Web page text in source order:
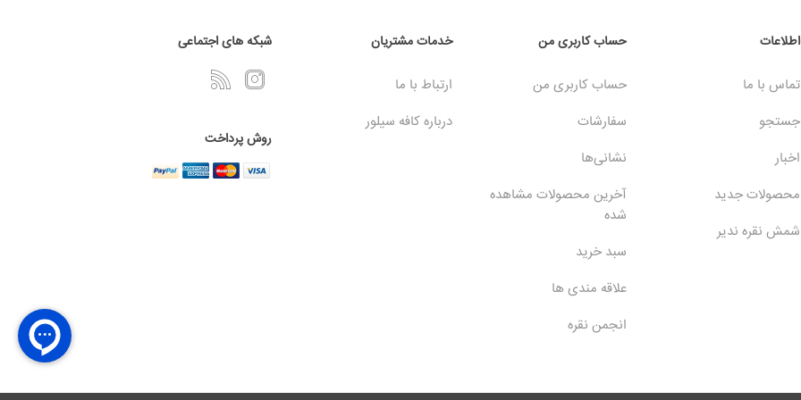
اطلاعات
تماس با ما
جستجو
اخبار
محصولات جدید
شمش نقره ندیر
حساب کاربری من
حساب کاربری من
سفارشات
نشانی‌ها
آخرین محصولات مشاهده
شده
سبد خرید
علاقه مندی ها
انجمن نقره
خدمات مشتریان
ارتباط با ما
درباره کافه سیلور
شبکه های اجتماعی
روش پرداخت